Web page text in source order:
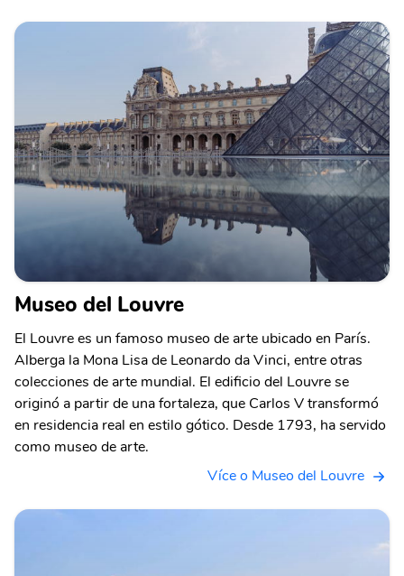
Museo del Louvre
El Louvre es un famoso museo de arte ubicado en París.
Alberga la Mona Lisa de Leonardo da Vinci, entre otras
colecciones de arte mundial. El edificio del Louvre se
originó a partir de una fortaleza, que Carlos V transformó
en residencia real en estilo gótico. Desde 1793, ha servido
como museo de arte.
Více o Museo del Louvre